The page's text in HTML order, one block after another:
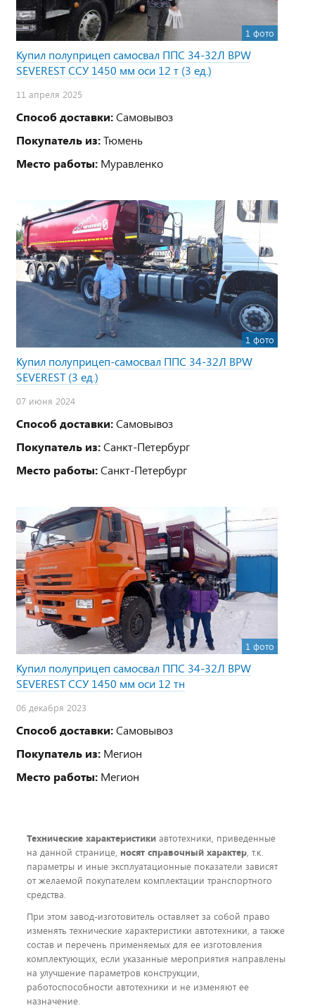
1 фото
Купил полуприцеп самосвал ППС 34-32Л BPW
SEVEREST ССУ 1450 мм оси 12 т (3 ед.)
11 апреля 2025
Способ доставки:Самовывоз
Покупатель из:Тюмень
Место работы: Муравленко
1 фото
Купил полуприцеп-самосвал ППС 34-32Л BPW
SEVEREST (3 ед.)
07 июня 2024
Способ доставки:Самовывоз
Покупатель из:Санкт-Петербург
Место работы:Санкт-Петербург
1 фото
Купил полуприцеп самосвал ППС 34-32Л BPW
SEVEREST ССУ 1450 мм оси 12 тн
06 декабря 2023
Способ доставки:Самовывоз
Покупатель из: Мегион
Место работы: Мегион
Технические характеристики автотехники, приведенные
на данной странице, носят справочный характер, т.к.
параметры и иные эксплуатационные показатели зависят
от желаемой покупателем комплектации транспортного
средства.
При этом завод-изготовитель оставляет за собой право
изменять технические характеристики автотехники, а также
состав и перечень применяемых для ее изготовления
комплектующих, если указанные мероприятия направлены
на улучшение параметров конструкции,
работоспособности автотехники и не изменяют ее
назначение.